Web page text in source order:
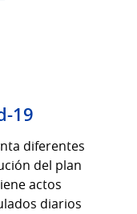
19
diferentes
del plan
actos
diarios